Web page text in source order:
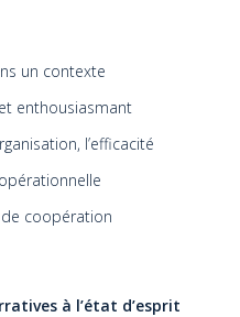
un contexte
enthousiasmant
l’efficacité
de coopération
à l’état d’esprit